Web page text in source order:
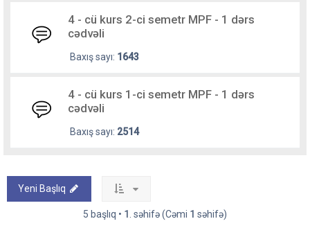
4 - cü kurs 2-ci semetr MPF - 1 dərs
cədvəli
Baxış sayı: 1643
4 - cü kurs 1-ci semetr MPF - 1 dərs
cədvəli
Baxış sayı: 2514
Yeni Başlıq
5 başlıq • 1 . səhifə (Cəmi 1 səhifə)